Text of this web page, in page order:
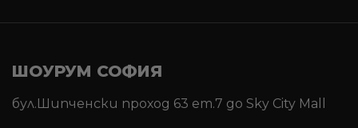
ШОУРУМ СОФИЯ
бул.Шипченски проход 63 ет.7 до Sky City Mall